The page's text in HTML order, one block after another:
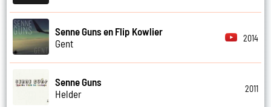
Senne Guns en Flip Kowlier
Gent
2014
Senne Guns
Helder
2011